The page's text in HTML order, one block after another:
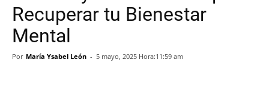
Recuperar tu Bienestar
Mental
Por María Ysabel León - 5 mayo, 2025 Hora:11:59 am